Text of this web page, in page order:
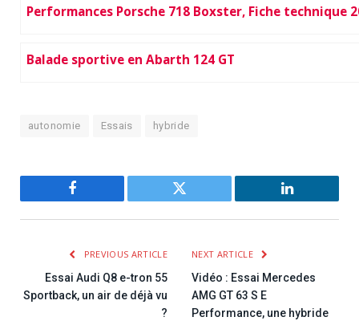
Performances Porsche 718 Boxster, Fiche technique
Balade sportive en Abarth 124 GT
autonomie Essais hybride
Facebook Twitter LinkedIn
PREVIOUS ARTICLE
Essai Audi Q8 e-tron 55
Sportback, un air de déjà vu
?
NEXT ARTICLE
Vidéo : Essai Mercedes
AMG GT 63 S E
Performance, une hybride